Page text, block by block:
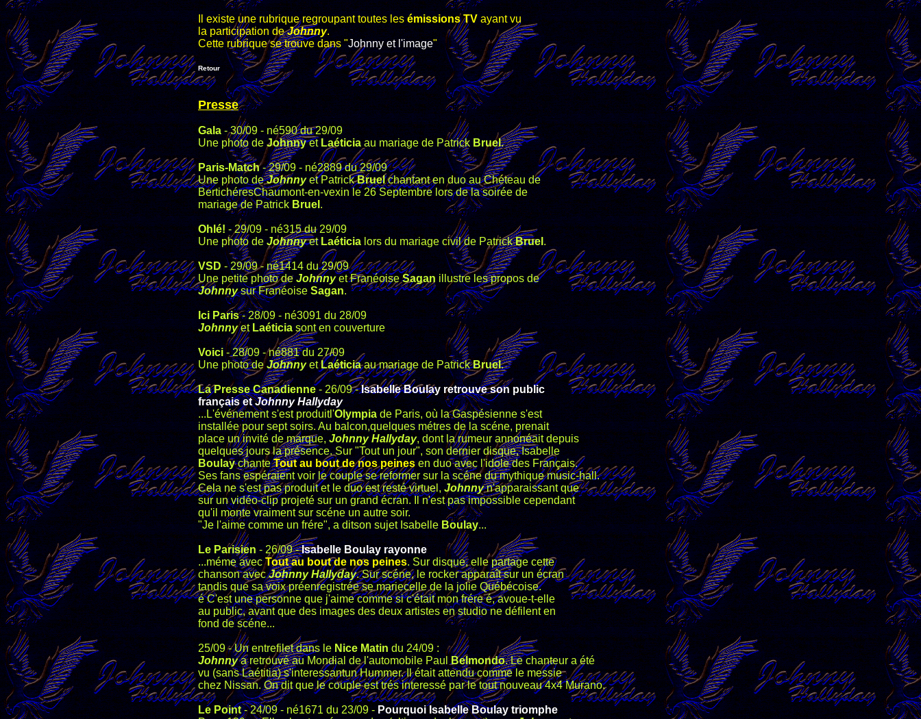
Il existe une rubrique regroupant toutes lesémissions TVayant vu
la participation deJohnny.
Cette rubrique se trouve dans "Johnny et l'image"
Retour
Presse
Gala- 30/09 - né590 du 29/09
Une photo deJohnnyetLaéticiaau mariage de PatrickBruel.
Paris-Match- 29/09 - né2889 du 29/09
Une photo deJohnnyet PatrickBruelchantant en duo au Chéteau de
BertichéresChaumont-en-vexin le 26 Septembre lors de la soirée de
mariage de PatrickBruel .
Ohlé!- 29/09 - né315 du 29/09
Une photo deJohnnyetLaéticia lors du mariage civil de PatrickBruel.
VSD- 29/09 - né1414 du 29/09
Une petite photo deJohnnyet FranéoiseSagan illustre les propos de
Johnnysur FranéoiseSagan.
Ici Paris- 28/09 - né3091 du 28/09
JohnnyetLaéticiasont en couverture
Voici- 28/09 - né881 du 27/09
Une photo deJohnnyetLaéticiaau mariage de PatrickBruel.
La Presse Canadienne- 26/09 -Isabelle Boulay retrouve son public
français etJohnny Hallyday
...L'événement s'est produitl'Olympiade Paris, où la Gaspésienne s'est
installée pour sept soirs. Au balcon,quelques métres de la scéne, prenait
place un invité de marque, Johnny Hallyday, dont la rumeur annonéait depuis
quelques jours la présence.Sur "Tout un jour", son dernier disque, Isabelle
BoulaychanteTout au bout de nos peines en duo avec l'idole des Français.
Ses fans espéraient voir le couple se reformer sur la scéne du mythique music-hall.
Cela ne s'est pas produit et le duo est resté virtuel,Johnnyn'apparaissant que
sur un vidéo-clip projeté sur un grand écran. Il n'est pas impossible cependant
qu'il monte vraiment sur scéne un autre soir.
"Je l'aime comme un frére", a ditson sujet IsabelleBoulay...
Le Parisien- 26/09 -Isabelle Boulay rayonne
...méme avecTout au bout de nos peines. Sur disque, elle partage cette
chanson avecJohnny Hallyday. Sur scéne, le rocker apparaît sur un écran
tandis que sa voix préenregistrée se mariecelle de la jolie Québécoise.
é C'est une personne que j'aime comme si c'était mon frére é, avoue-t-elle
au public, avant que des images des deux artistes en studio ne défilent en
fond de scéne...
25/09 - Un entrefilet dans le Nice Matindu 24/09 :
Johnnya retrouvé au Mondial de l'automobile PaulBelmondo. Le chanteur a été
vu (sans Laétitia) s'interessantun Hummer. Il était attendu comme le messie
chez Nissan. On dit que le couple est trés interessé par le tout nouveau 4x4 Murano.
Le Point- 24/09 - né1671 du 23/09 -Pourquoi Isabelle Boulay triomphe